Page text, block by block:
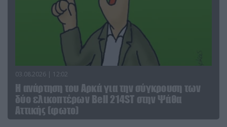
03.08.2026 | 12:02
Η ανάρτηση του Αρκά για την σύγκρουση των
δύο ελικοπτέρων Bell 214ST στην Ψάθα
Αττικής (φωτο)